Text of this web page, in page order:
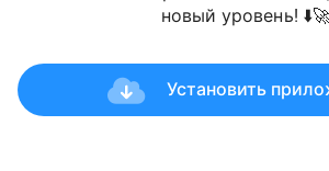
новый уровень! ⬇️🚀
Установить